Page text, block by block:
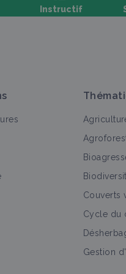
Instructif
Retour d'expérience
sol et
Couverts
Cycle du
Gestion